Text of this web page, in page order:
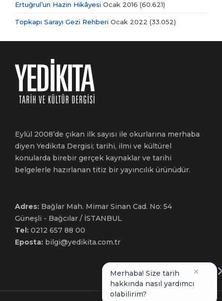
Ertuğrul’un Hazin Hikâyesi Ocak 2016 (60.621)
Topkapı Sarayı Gezi Rehberi Ocak 2022 (33.052)
Eylül 2008’de çıkan ilk sayısı ile okurlarına merhaba
diyen Yedikıta Dergisi; tarihi, ilmi ve kültürel
konularda birebir gerçek kaynaklar ve tarihi
belgelerle hazırlanan titiz bir yayıncılık ürünüdür.
Adres: Bağlar Mah. Mimar Sinan Cad. No: 54
Güneşli - Bağcılar / İSTANBUL
Tel: 0212 657 88 00
Eposta: bilgi@yedikita.com.tr
×
Merhaba! Size tarih
hakkında nasıl yardımcı
olabilirim?